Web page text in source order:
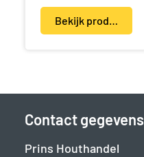
Bekijk product(en)
Contact gegevens
Prins Houthandel